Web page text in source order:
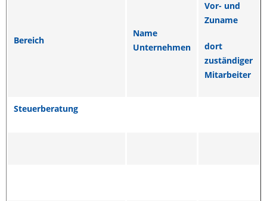
Bereich
Name
Unternehmen
Vor- und
Zuname
dort
zuständiger
Mitarbeiter
Steuerberatung